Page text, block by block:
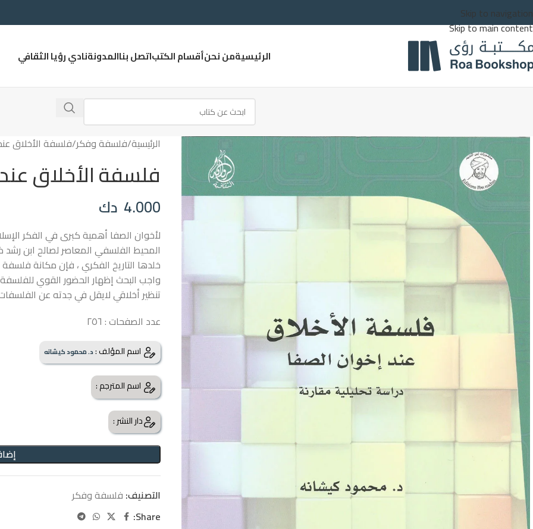
Skip to navigation
Skip to main content
الرئيسيةمن نحنأقسام الكتباتصل بناالمدونةنادي رؤيا الثقافي
الرئيسية فلسفة وفكر فلسفة الأخلاق
فلسفة الأخلاق
4.000 دك
لأخوان الصفا أهمية كبرى في الفكر
المحيط الفلسفي المعاصر لصالح ابن
خلدها التاريخ الفكري ، فإن مكانة
واجب البحث إظهار الحضور القوي
تنظير أخلاقي لايقل في جدته عن
عدد الصفحات : ٢٥٦
اسم المؤلف :د. محمود كيشانه
اسم المترجم :
دار النشر :
التصنيف: فلسفة وفكر
Share: